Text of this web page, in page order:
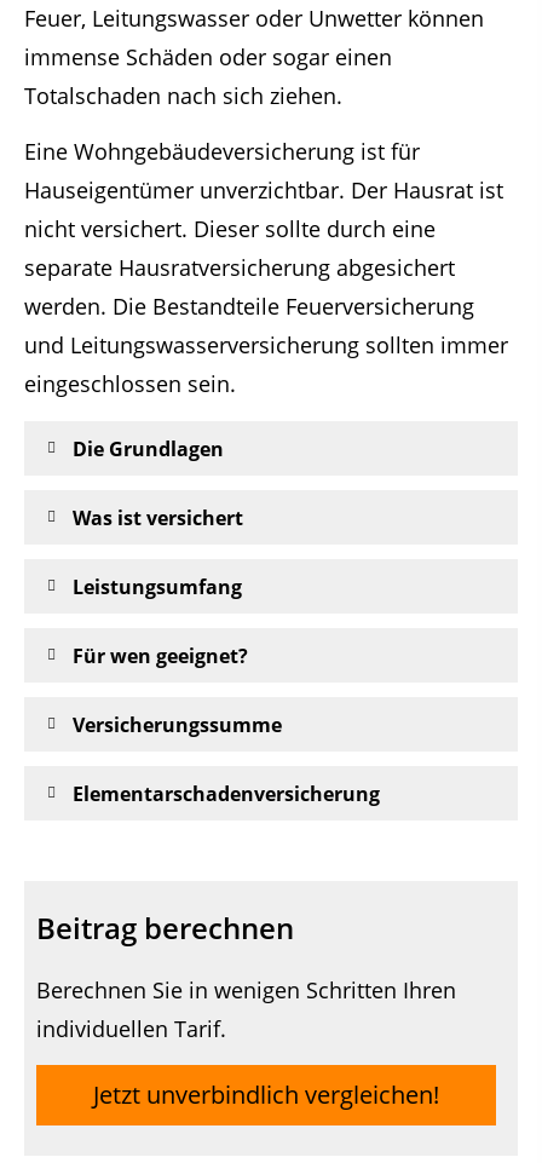
Feuer, Leitungswasser oder Unwetter können
immense Schäden oder sogar einen
Totalschaden nach sich ziehen.
Eine Wohngebäudeversicherung ist für
Hauseigentümer unverzichtbar. Der Hausrat ist
nicht versichert. Dieser sollte durch eine
separate Hausratversicherung abgesichert
werden. Die Bestandteile Feuerversicherung
und Leitungswasserversicherung sollten immer
eingeschlossen sein.
Die Grundlagen
Was ist versichert
Leistungsumfang
Für wen geeignet?
Versicherungssumme
Elementarschadenversicherung
Beitrag berechnen
Berechnen Sie in wenigen Schritten Ihren
individuellen Tarif.
Jetzt unverbindlich vergleichen!